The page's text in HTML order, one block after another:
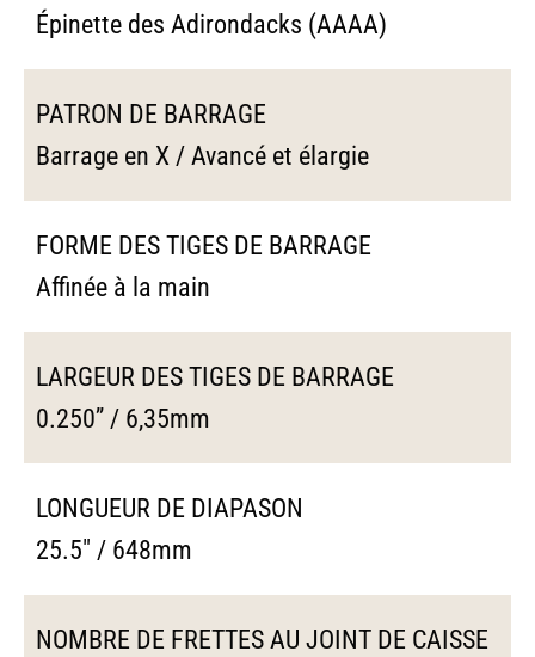
Épinette des Adirondacks (AAAA)
PATRON DE BARRAGE
Barrage en X / Avancé et élargie
FORME DES TIGES DE BARRAGE
Affinée à la main
LARGEUR DES TIGES DE BARRAGE
0.250’’ / 6,35mm
LONGUEUR DE DIAPASON
25.5" / 648mm
NOMBRE DE FRETTES AU JOINT DE CAISSE